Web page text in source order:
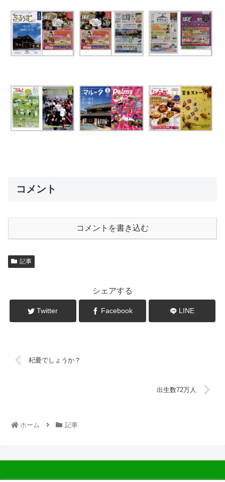
コメント
コメントを書き込む
記事
シェアする
Twitter Facebook LINE
杞憂でしょうか？
出生数72万人
ホーム 記事